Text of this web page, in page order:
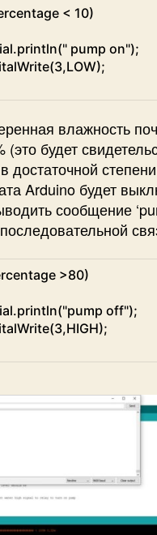
< 10)
.println(" pump on");
(3,LOW);
влажность
(это будет
достаточной
Arduino будет
сообщение
>80)
.println("pump off");
(3,HIGH);